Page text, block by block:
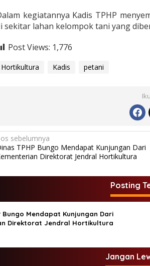
kegiatannya Kadis TPHP
sekitar lahan kelompok tani yang
Post Views: 1,776
Hortikultura Kadis petani
sebelumnya
TPHP Bungo Mendapat Kunjungan Dari
Direktorat Jendral Hortikultura
Posting
Bungo Mendapat Kunjungan Dari
Direktorat Jendral Hortikultura
Jangan